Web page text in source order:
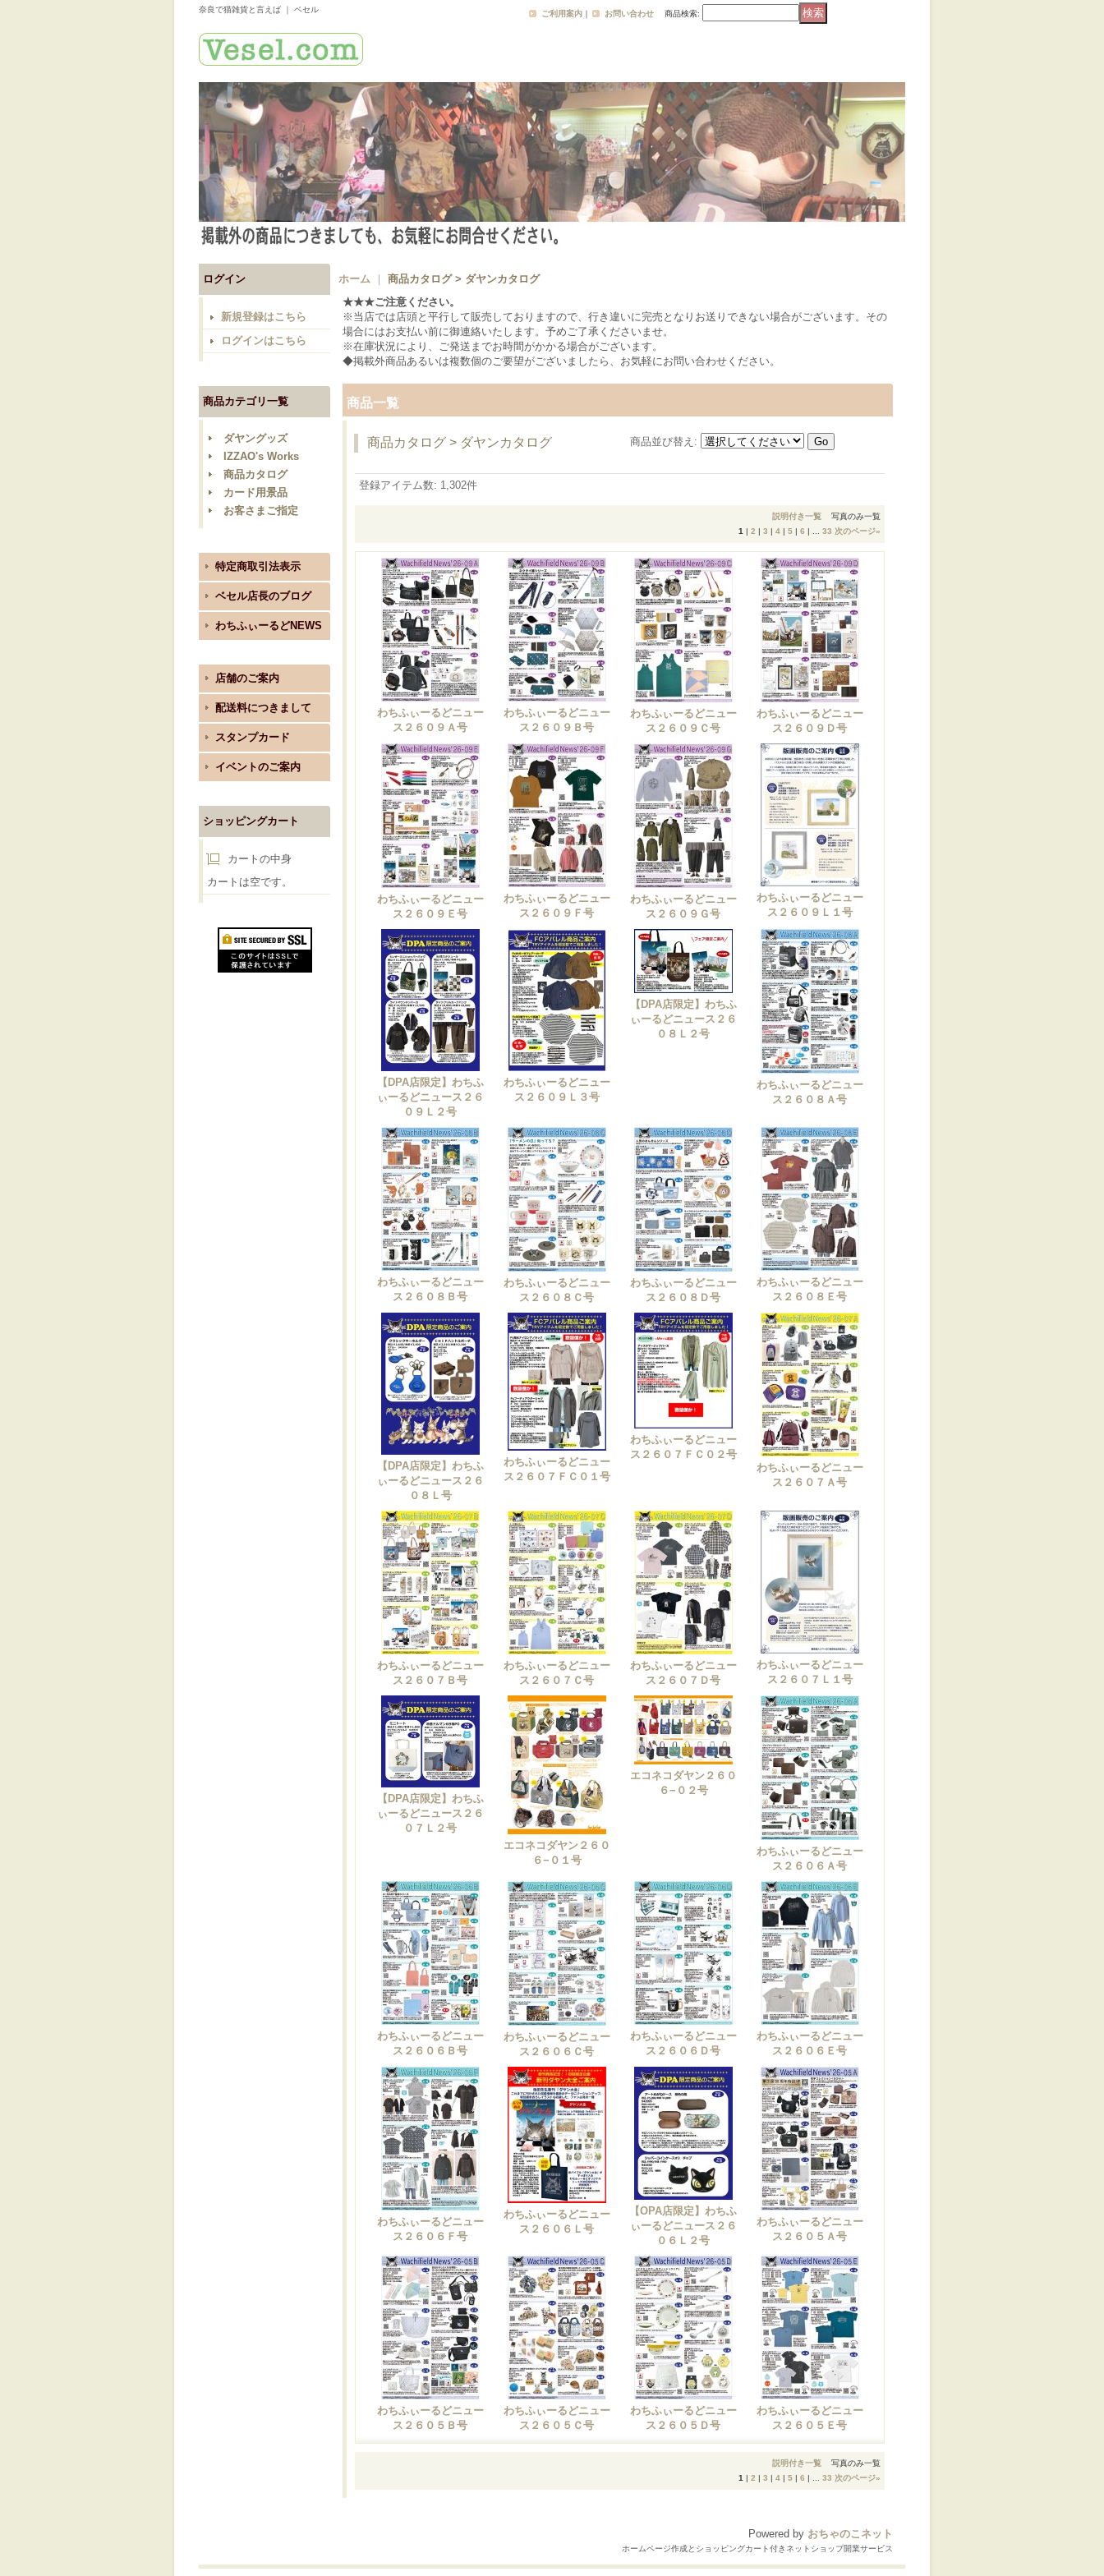
奈良で猫雑貨と言えば ｜ ベセル ご利用案内 ｜ お問い合わせ 商品検索:
ログイン
新規登録はこちら
ログインはこちら
商品カテゴリ一覧
ダヤングッズ
IZZAO's Works
商品カタログ
カード用景品
お客さまご指定
特定商取引法表示
ベセル店長のブログ
わちふぃーるどNEWS
店舗のご案内
配送料につきまして
スタンプカード
イベントのご案内
ショッピングカート
カートの中身
カートは空です。
ホーム
商品カタログ > ダヤンカタログ
★★★ご注意ください。
※当店では店頭と平行して販売しておりますので、行き違いに完売となりお送りできない場合がございます。その
場合にはお支払い前に御連絡いたします。予めご了承くださいませ。
※在庫状況により、ご発送までお時間がかかる場合がございます。
◆掲載外商品あるいは複数個のご要望がございましたら、お気軽にお問い合わせください。
商品一覧
商品カタログ > ダヤンカタログ 商品並び替え :
登録アイテム数: 1,302件
説明付き一覧 写真のみ一覧
1 | 2 | 3 | 4 | 5 | 6 | 33 次のページ»
わちふぃーるどニュー
ス２６０９Ａ号
わちふぃーるどニュー
ス２６０９Ｂ号
わちふぃーるどニュー
ス２６０９Ｃ号
わちふぃーるどニュー
ス２６０９Ｄ号
わちふぃーるどニュー
ス２６０９Ｅ号
わちふぃーるどニュー
ス２６０９Ｆ号
わちふぃーるどニュー
ス２６０９Ｇ号
わちふぃーるどニュー
ス２６０９Ｌ１号
【DPA店限定】わちふ
ぃーるどニュース２６
０９Ｌ２号
わちふぃーるどニュー
ス２６０９Ｌ３号
【DPA店限定】わちふ
ぃーるどニュース２６
０８Ｌ２号
わちふぃーるどニュー
ス２６０８Ａ号
わちふぃーるどニュー
ス２６０８Ｂ号
わちふぃーるどニュー
ス２６０８Ｃ号
わちふぃーるどニュー
ス２６０８Ｄ号
わちふぃーるどニュー
ス２６０８Ｅ号
【DPA店限定】わちふ
ぃーるどニュース２６
０８Ｌ号
わちふぃーるどニュー
ス２６０７ＦＣ０１号
わちふぃーるどニュー
ス２６０７ＦＣ０２号
わちふぃーるどニュー
ス２６０７Ａ号
わちふぃーるどニュー
ス２６０７Ｂ号
わちふぃーるどニュー
ス２６０７Ｃ号
わちふぃーるどニュー
ス２６０７Ｄ号
わちふぃーるどニュー
ス２６０７Ｌ１号
【DPA店限定】わちふ
ぃーるどニュース２６
０７Ｌ２号
エコネコダヤン２６０
６−０１号
エコネコダヤン２６０
６−０２号
わちふぃーるどニュー
ス２６０６Ａ号
わちふぃーるどニュー
ス２６０６Ｂ号
わちふぃーるどニュー
ス２６０６Ｃ号
わちふぃーるどニュー
ス２６０６Ｄ号
わちふぃーるどニュー
ス２６０６Ｅ号
わちふぃーるどニュー
ス２６０６Ｆ号
わちふぃーるどニュー
ス２６０６Ｌ号
【OPA店限定】わちふ
ぃーるどニュース２６
０６Ｌ２号
わちふぃーるどニュー
ス２６０５Ａ号
わちふぃーるどニュー
ス２６０５Ｂ号
わちふぃーるどニュー
ス２６０５Ｃ号
わちふぃーるどニュー
ス２６０５Ｄ号
わちふぃーるどニュー
ス２６０５Ｅ号
説明付き一覧 写真のみ一覧
1 | 2 | 3 | 4 | 5 | 6 | 33 次のページ»
Powered by おちゃのこネット
ホームページ作成とショッピングカート付きネットショップ開業サービス